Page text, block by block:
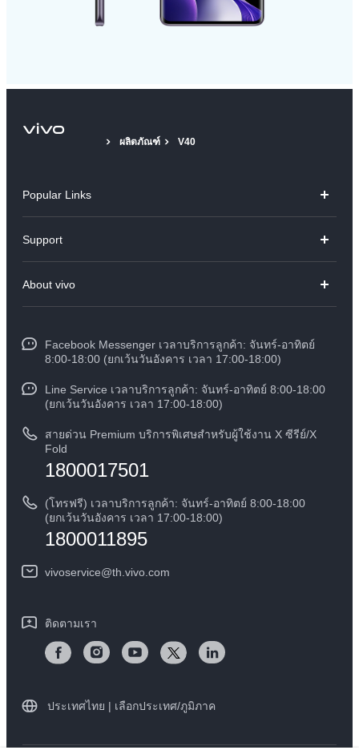
ผลิตภัณฑ์ V40
Popular Links
X300
Y31 5G
Support
Funtouch OS
สอบถามเกี่ยวกับราคาอะไหล่
การตรวจยืนยันหมายเลข IMEI
คำแนะนำเกี่ยวกับบัตรรับประกันของ vivo
ดาวน์โหลด LUTs สำหรับการคืนค่า Log
About vivo
ข้อมูลข่าว
สมัครงานที่ vivo
ข้อกฏหมาย
เกี่ยวกับเรา
ศูนย์ความเป็นส่วนตัวของวีโว่
ความยั่งยืน
Facebook Messenger เวลาบริการลูกค้า: จันทร์-อาทิตย์
8:00-18:00 (ยกเว้นวันอังคาร เวลา 17:00-18:00)
Line Service เวลาบริการลูกค้า: จันทร์-อาทิตย์ 8:00-18:00
(ยกเว้นวันอังคาร เวลา 17:00-18:00)
สายด่วน Premium บริการพิเศษสำหรับผู้ใช้งาน X ซีรีย์/X
Fold
1800017501
(โทรฟรี) เวลาบริการลูกค้า: จันทร์-อาทิตย์ 8:00-18:00
(ยกเว้นวันอังคาร เวลา 17:00-18:00)
1800011895
vivoservice@th.vivo.com
ติดตามเรา
ประเทศไทย | เลือกประเทศ/ภูมิภาค